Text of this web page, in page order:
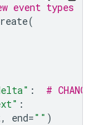
event types
(
:
#
:
, end="" )